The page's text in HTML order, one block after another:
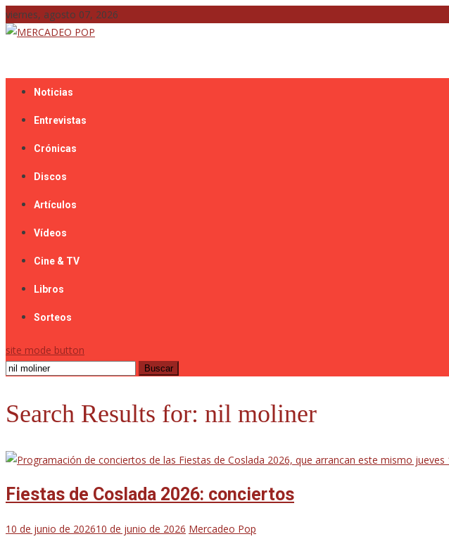
Skip
to
viernes, agosto 07, 2026
Noticias
Entrevistas
Crónicas
Discos
Artículos
Vídeos
Cine & TV
Libros
Sorteos
site mode button
Buscar:
Search Results for: nil moliner
Fiestas de Coslada 2026: conciertos
10 de junio de 202610 de junio de 2026 Mercadeo Pop